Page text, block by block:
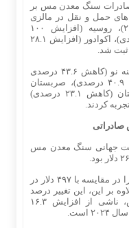
سنگ معدن مس بر
حمل و نقل در مالزی
(افزایش ۷۱۱.۳ درصدی از سال ۲۰۲۴)، روسیه (افزایش ۱۰۰
درصدی)، مغولستان (افزایش ۳۴.۶ درصدی)، اکوادور (افزایش ۲۸.۱
در عوض تأمین‌ کنندگان مس در پاپوآ گینه نو (کاهش ۴۳.۶ درصدی
نسبت به سال ۲۰۲۴)، اندونزی (کاهش ۴۰.۹ درصدی)، صربستان
(کاهش ۲۳.۸ درصدی) و سپس قزاقستان (کاهش ۲۳.۱ درصدی)
کردند.
صادراتی
جهانی سنگ معدن مس
این میانگین جهانی، تورم ۴۴۱.۲ درصدی را در مقایسه با ۴۹۷ دلار در
می‌دهد. علاوه بر این، این تغییر درصد
سالانه برای صادرات سنگ معدن مس، ناشی از افزایش ۱۶.۳